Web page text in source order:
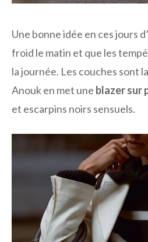
Une bonne idée en ces jours
froid le matin et que les
la journée. Les couches sont
Anouk en met une blazer sur
et escarpins noirs sensuels.